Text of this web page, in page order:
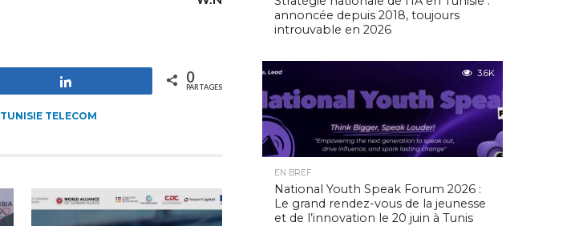
0
PARTAGES
TUNISIE TELECOM
annoncée depuis 2018, toujours
introuvable en 2026
3.6K
EN BREF
National Youth Speak Forum 2026 :
Le grand rendez-vous de la jeunesse
et de l’innovation le 20 juin à Tunis